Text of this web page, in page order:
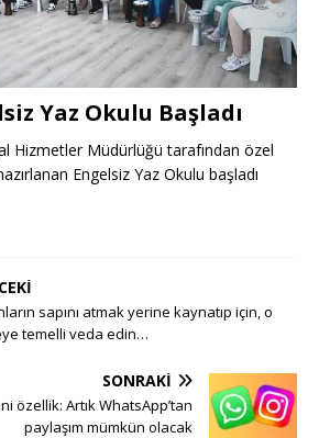
Yaz Okulu Başladı
Hizmetler Müdürlüğü tarafından özel
Engelsiz Yaz Okulu başladı
sapını atmak yerine kaynatıp için, o
temelli veda edin…
SONRAKI
özellik: Artık WhatsApp’tan
paylaşım mümkün olacak